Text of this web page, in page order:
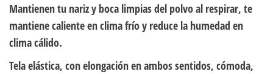
Mantienen tu nariz y boca limpias del polvo al respirar, te
mantiene caliente en clima frío y reduce la humedad en
clima cálido.
Tela elástica, con elongación en ambos sentidos, cómoda,